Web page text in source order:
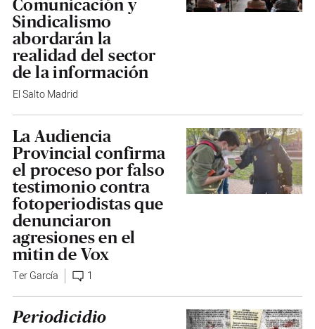
Comunicación y
Sindicalismo
abordarán la
realidad del sector
de la información
El Salto Madrid
La Audiencia
Provincial confirma
el proceso por falso
testimonio contra
fotoperiodistas que
denunciaron
agresiones en el
mitin de Vox
Ter García 1
Periodicidio